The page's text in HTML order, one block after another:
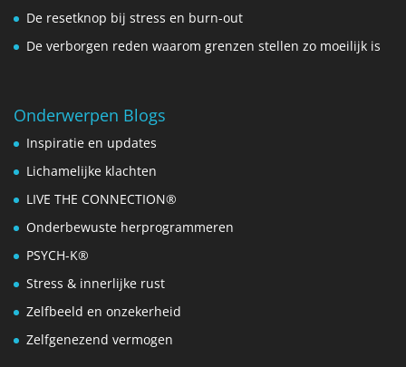
De resetknop bij stress en burn-out
De verborgen reden waarom grenzen stellen zo moeilijk is
Onderwerpen Blogs
Inspiratie en updates
Lichamelijke klachten
LIVE THE CONNECTION®
Onderbewuste herprogrammeren
PSYCH-K®
Stress & innerlijke rust
Zelfbeeld en onzekerheid
Zelfgenezend vermogen